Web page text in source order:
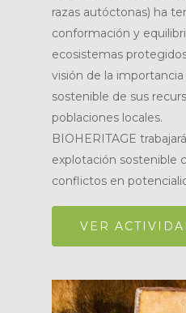
razas autóctonas) ha
conformación y
ecosistemas
visión de la
sostenible de sus
poblaciones locales.
BIOHERITAGE
explotación sostenible
conflictos en
VER